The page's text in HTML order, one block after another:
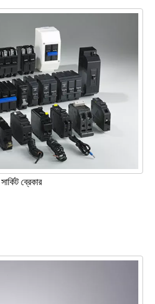
সার্কিট ব্রেকার